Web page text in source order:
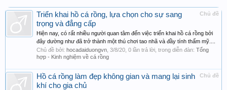
Chủ đề
Triển khai hồ cá rồng, lựa chọn cho sự sang
trọng và đẳng cấp
Hiện nay, có rất nhiều người quan tâm đến việc triển khai hồ cá rồng bởi
đây dường như đã trở thành một thú chơi tao nhã và đầy tính thấm mỹ....
Chủ đề bởi: hocadaiduongvn 3/8/20 , 0 lần trả lời, trong diễn đàn: Tổng
hợp - Kinh nghiệm về cá rồng
Chủ đề
Hồ cá rồng làm đẹp không gian và mang lại sinh
khí cho gia chủ